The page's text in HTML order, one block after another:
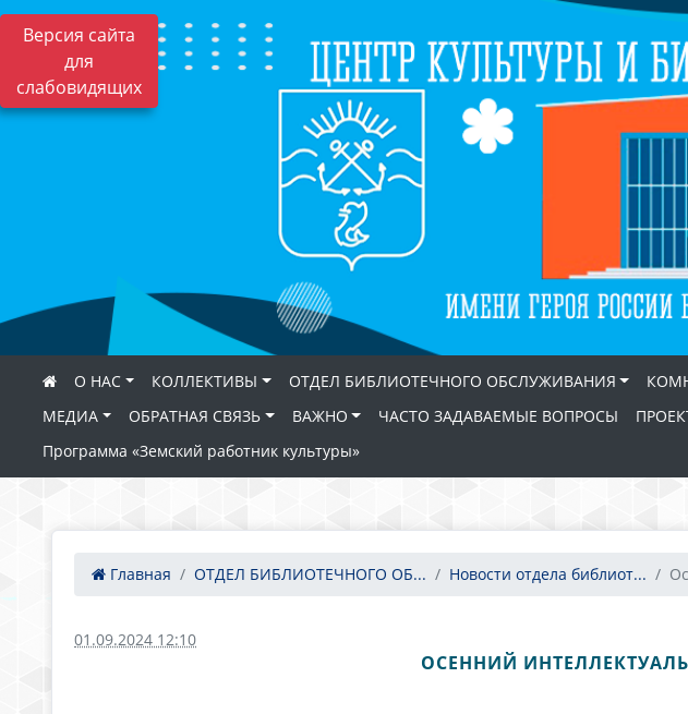
Версия сайта
для
слабовидящих
О НАС КОЛЛЕКТИВЫ ОТДЕЛ БИБЛИОТЕЧНОГО ОБСЛУЖИВАНИЯ
МЕДИА
ОБРАТНАЯ СВЯЗЬ ВАЖНО ЧАСТО ЗАДАВАЕМЫЕ ВОПРОСЫ
Программа «Земский работник культуры»
Главная ОТДЕЛ БИБЛИОТЕЧНОГО ОБ... Новости отдела библиот...
01.09.2024 12:10
ОСЕННИЙ